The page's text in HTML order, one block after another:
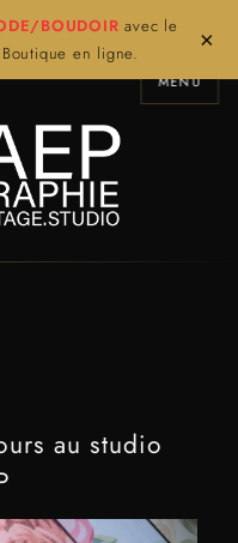
BOUDOIR avec le
en ligne.
×
MENU
au studio